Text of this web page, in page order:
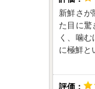
新鮮さが
た目に驚
く、噛
に極鮮と